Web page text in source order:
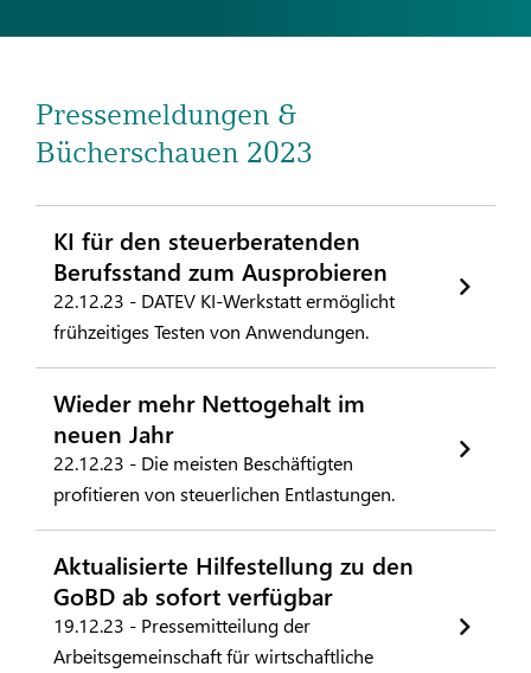
Pressemeldungen &
Bücherschauen 2023
KI für den steuerberatenden
Berufsstand zum Ausprobieren
22.12.23 - DATEV KI-Werkstatt ermöglicht
frühzeitiges Testen von Anwendungen.
Wieder mehr Nettogehalt im
neuen Jahr
22.12.23 - Die meisten Beschäftigten
profitieren von steuerlichen Entlastungen.
Aktualisierte Hilfestellung zu den
GoBD ab sofort verfügbar
19.12.23 - Pressemitteilung der
Arbeitsgemeinschaft für wirtschaftliche